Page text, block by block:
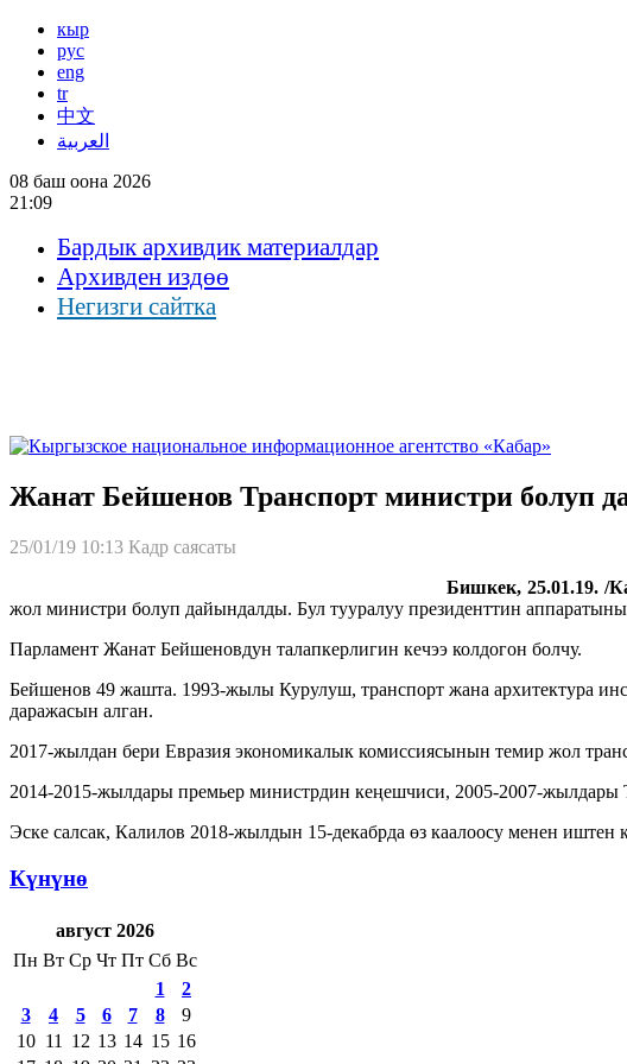
кыр
рус
eng
tr
中文
العربية
08 баш оона 2026
21:09
Бардык архивдик материалдар
Архивден издөө
Негизги сайтка
Жанат Бейшенов Транспорт министри болуп
25/01/19 10:13 Кадр саясаты
Бишкек, 25.01.19. /
жол министри болуп дайындалды. Бул тууралуу президенттин
Парламент Жанат Бейшеновдун талапкерлигин кечээ колдогон болчу.
Бейшенов 49 жашта. 1993-жылы Курулуш, транспорт жана архитектура
даражасын алган.
2017-жылдан бери Евразия экономикалык комиссиясынын темир жол
2014-2015-жылдары премьер министрдин кеңешчиси, 2005-2007-жылдары
Эске салсак, Калилов 2018-жылдын 15-декабрда өз каалоосу менен иштен
Күнүнө
август 2026
Пн Вт Ср Чт Пт Сб Вс
1
2
3
4 5 6 7 8
9
10 11 12 13 14 15 16